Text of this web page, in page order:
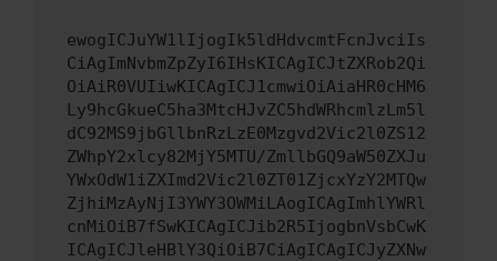
ewogICJuYW1lIjogIk5ldHdvcmtFcnJvciIs
CiAgImNvbmZpZyI6IHsKICAgICJtZXRob2Qi
OiAiR0VUIiwKICAgICJ1cmwiOiAiaHR0cHM6
Ly9hcGkueC5ha3MtcHJvZC5hdWRhcmlzLm5l
dC92MS9jbGllbnRzLzE0Mzgvd2Vic2l0ZS12
ZWhpY2xlcy82MjY5MTU/ZmllbGQ9aW50ZXJu
YWxOdW1iZXImd2Vic2l0ZT01ZjcxYzY2MTQw
ZjhiMzAyNjI3YWY3OWMiLAogICAgImhlYWRl
cnMiOiB7fSwKICAgICJib2R5IjogbnVsbCwK
ICAgICJleHBlY3QiOiB7CiAgICAgICJyZXNw